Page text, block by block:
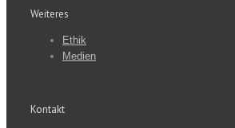
Weiteres
Ethik
Medien
Kontakt